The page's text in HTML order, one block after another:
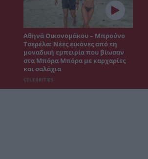
Αθηνά Οικονομάκου – Μπρούνο
Τσερέλα: Νέες εικόνες από τη
μοναδική εμπειρία που βίωσαν
στα Μπόρα Μπόρα με καρχαρίες
και σαλάχια
CELEBRITIES